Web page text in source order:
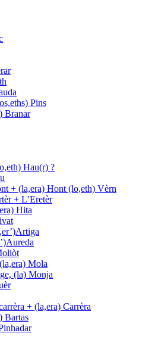
Pins
Branar
Hau(r) ?
+ (la,era) Hont (lo,eth) Vèrn
+ L’Eretèr
Hita
(la,era) Mola
(la) Monja
+ (la,era) Carrèra
Bartas